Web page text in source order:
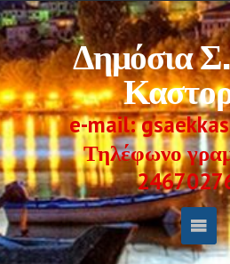
Δημόσια
e-mail:
Τηλέφωνο